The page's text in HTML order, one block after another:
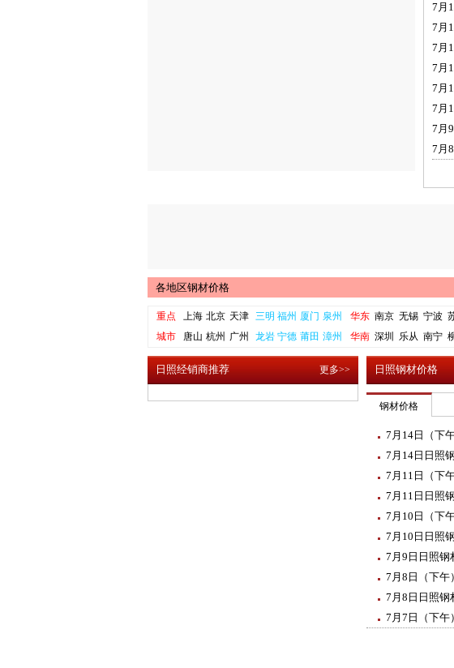
7月
7月
7月
7月
7月
7月
7月
7月
各地区钢材价格
重点
城市
上海 北京 天津
唐山 杭州 广州
三明 福州 厦门 泉州
龙岩 宁德 莆田 漳州
华东 南京 无锡 宁波
华南 深圳 乐从 南宁
日照钢材价格
钢材价格
7月14日（下
7月14日日照
7月11日（下
7月11日日照
7月10日（下
7月10日日照
7月9日日照钢
7月8日（下午
7月8日日照钢
7月7日（下午
日照经销商推荐 更多>>